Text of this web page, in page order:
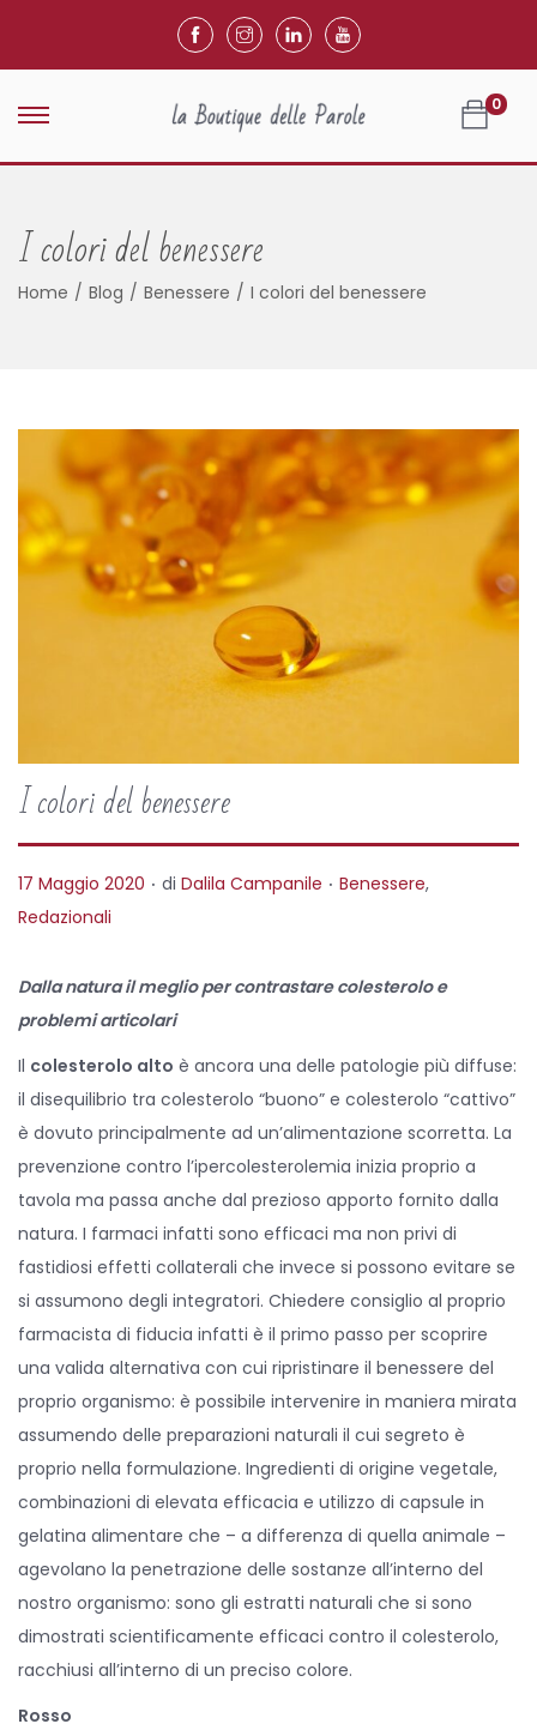
0
I colori del benessere
Home / Blog / Benessere / I colori del benessere
I colori del benessere
P
o
t
e
17 Maggio 2020 . di Dalila Campanile . P
t
i
Benessere,
Redazionali
Dalla natura il meglio per contrastare colesterolo e
problemi articolari
Il colesterolo alto è ancora una delle patologie più diffuse:
il disequilibrio tra colesterolo “buono” e colesterolo “cattivo”
è dovuto principalmente ad un’alimentazione scorretta. La
prevenzione contro l’ipercolesterolemia inizia proprio a
tavola ma passa anche dal prezioso apporto fornito dalla
natura. I farmaci infatti sono efficaci ma non privi di
fastidiosi effetti collaterali che invece si possono evitare se
si assumono degli integratori. Chiedere consiglio al proprio
farmacista di fiducia infatti è il primo passo per scoprire
una valida alternativa con cui ripristinare il benessere del
proprio organismo: è possibile intervenire in maniera mirata
assumendo delle preparazioni naturali il cui segreto è
proprio nella formulazione. Ingredienti di origine vegetale,
combinazioni di elevata efficacia e utilizzo di capsule in
gelatina alimentare che – a differenza di quella animale –
agevolano la penetrazione delle sostanze all’interno del
nostro organismo: sono gli estratti naturali che si sono
dimostrati scientificamente efficaci contro il colesterolo,
racchiusi all’interno di un preciso colore.
Rosso